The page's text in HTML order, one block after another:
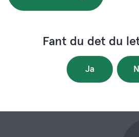
Fant du det du
Ja